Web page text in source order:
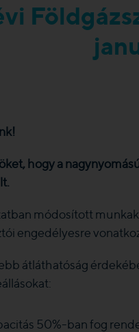
hogy a
módosított
engedélyesre
átláthatóság
50%-ban fog